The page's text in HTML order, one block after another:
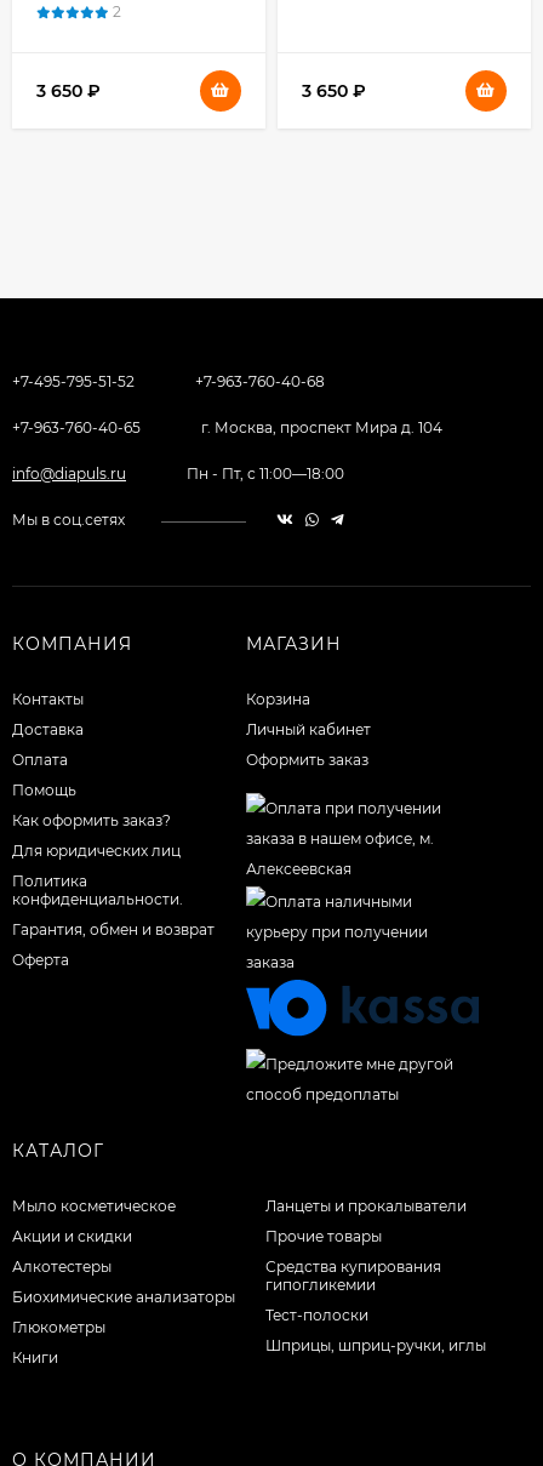
параметров, 100 шт/уп
2
3 650 ₽ 3 650 ₽
+7-495-795-51-52 +7-963-760-40-68
+7-963-760-40-65 г. Москва, проспект Мира д. 104
info@diapuls.ru Пн - Пт, с 11:00—18:00
Мы в соц.сетях
КОМПАНИЯ
Контакты
Доставка
Оплата
Помощь
Как оформить заказ?
Для юридических лиц
Политика
конфиденциальности.
Гарантия, обмен и возврат
Оферта
МАГАЗИН
Корзина
Личный кабинет
Оформить заказ
КАТАЛОГ
Мыло косметическое
Акции и скидки
Алкотестеры
Биохимические анализаторы
Глюкометры
Книги
Ланцеты и прокалыватели
Прочие товары
Средства купирования
гипогликемии
Тест-полоски
Шприцы, шприц-ручки, иглы
О КОМПАНИИ